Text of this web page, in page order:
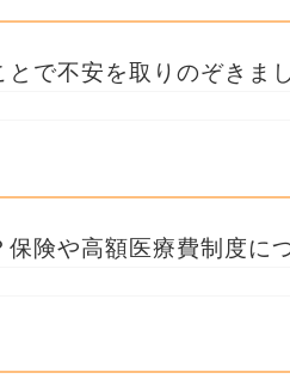
で不安を取りのぞきまし
険や高額医療費制度につ